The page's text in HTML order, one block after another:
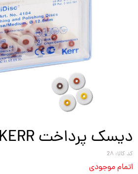
دیسک پرداخت OPTIDISC KERR
کد کالا: 2۸
اتمام موجودی